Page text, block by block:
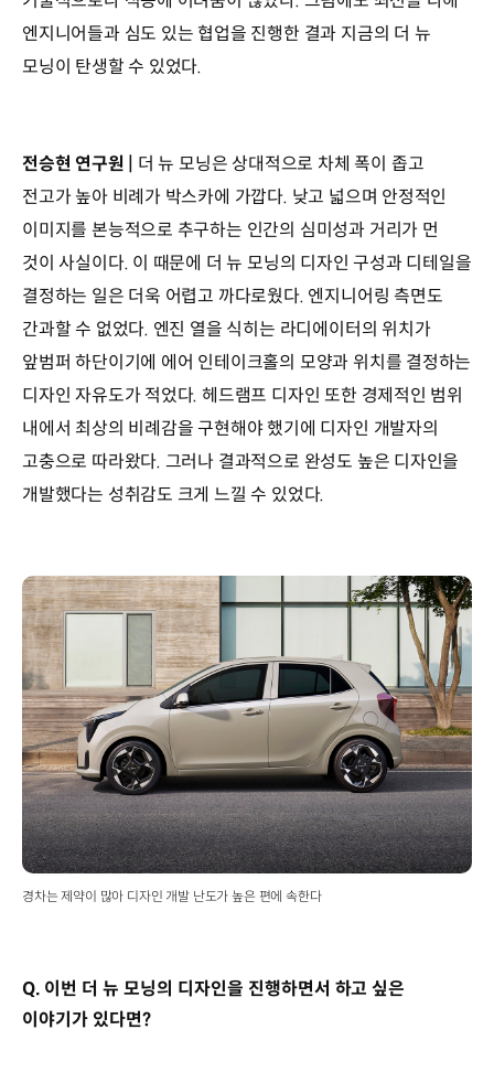
엔지니어들과 심도 있는 협업을 진행한 결과 지금의 더 뉴
모닝이 탄생할 수 있었다.
전승현 연구원 | 더 뉴 모닝은 상대적으로 차체 폭이 좁고
전고가 높아 비례가 박스카에 가깝다. 낮고 넓으며 안정적인
이미지를 본능적으로 추구하는 인간의 심미성과 거리가 먼
것이 사실이다. 이 때문에 더 뉴 모닝의 디자인 구성과 디테일을
결정하는 일은 더욱 어렵고 까다로웠다. 엔지니어링 측면도
간과할 수 없었다. 엔진 열을 식히는 라디에이터의 위치가
앞범퍼 하단이기에 에어 인테이크홀의 모양과 위치를 결정하는
디자인 자유도가 적었다. 헤드램프 디자인 또한 경제적인 범위
내에서 최상의 비례감을 구현해야 했기에 디자인 개발자의
고충으로 따라왔다. 그러나 결과적으로 완성도 높은 디자인을
개발했다는 성취감도 크게 느낄 수 있었다.
경차는 제약이 많아 디자인 개발 난도가 높은 편에 속한다
Q. 이번 더 뉴 모닝의 디자인을 진행하면서 하고 싶은
이야기가 있다면?